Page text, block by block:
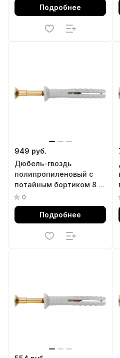
Подробнее
949 руб.
Дюбель-гвоздь
полипропиленовый с
потайным бортиком 8 х
120 мм, 100 шт Сибртех
0
Подробнее